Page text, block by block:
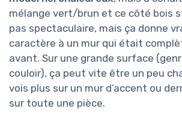
mélange vert/brun et ce côté bois
pas spectaculaire, mais ça donne
caractère à un mur qui était
avant. Sur une grande surface
couloir), ça peut vite être un peu
vois plus sur un mur d’accent ou
sur toute une pièce.